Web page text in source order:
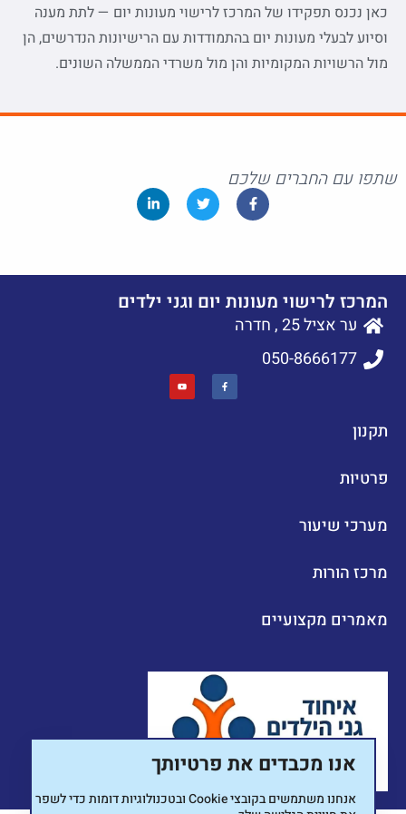
כאן נכנס תפקידו של המרכז לרישוי מעונות יום — לתת מענה
וסיוע לבעלי מעונות יום בהתמודדות עם הרישיונות הנדרשים, הן
מול הרשויות המקומיות והן מול משרדי הממשלה השונים.
שתפו עם החברים שלכם
המרכז לרישוי מעונות יום וגני ילדים
ער אציל 25 , חדרה
050-8666177
תקנון
פרטיות
מערכי שיעור
מרכז הורות
מאמרים מקצועיים
אנו מכבדים את פרטיותך
אנחנו משתמשים בקובציCookieובטכנולוגיות דומות כדי לשפר